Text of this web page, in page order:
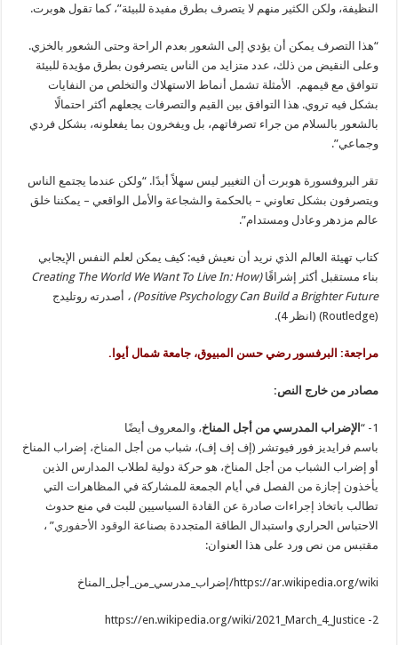
النظيفة، ولكن الكثير منهم لا يتصرف بطرق مفيدة للبيئة”، كما تقول هوبرت.
“هذا التصرف يمكن أن يؤدي إلى الشعور بعدم الراحة وحتى الشعور بالخزي.
وعلى النقيض من ذلك، عدد متزايد من الناس يتصرفون بطرق مؤيدة للبيئة
تتوافق مع قيمهم. الأمثلة تشمل أنماط الاستهلاك والتخلص من النفايات
بشكل فيه تروي. هذا التوافق بين القيم والتصرفات يجعلهم أكثر احتمالًا
بالشعور بالسلام من جراء تصرفاتهم، بل ويفخرون بما يفعلونه، بشكل فردي
وجماعي”.
تقر البروفسورة هوبرت أن التغيير ليس سهلاً أبدًا. “ولكن عندما يجتمع الناس
ويتصرفون بشكل تعاوني – بالحكمة والشجاعة والأمل الواقعي – يمكننا خلق
عالم مزدهر وعادل ومستدام”.
كتاب تهيئة العالم الذي نريد أن نعيش فيه: كيف يمكن لعلم النفس الإيجابي
بناء مستقبل أكثر إشراقًا(
Creating The World We Want To Live In: How
Positive Psychology Can Build a Brighter Future) ، أصدرته روتليدج
(Routledge) (انظر 4).
مراجعة: البرفسور رضي حسن المبيوق، جامعة شمال أيوا.
مصادر من خارج النص:
1- “ الإضراب المدرسي من أجل المناخ، والمعروف أيضًا
باسم فرايديز فور فيوتشر (إف إف إف)، شباب من أجل المناخ، إضراب المناخ
أو إضراب الشباب من أجل المناخ، هو حركة دولية لطلاب المدارس الذين
يأخذون إجازة من الفصل في أيام الجمعة للمشاركة في المظاهرات التي
تطالب باتخاذ إجراءات صادرة عن القادة السياسيين للبت في منع حدوث
الاحتباس الحراري واستبدال الطاقة المتجددة بصناعة الوقود الأحفوري” ،
مقتبس من نص ورد على هذا العنوان:
https://ar.wikipedia.org/wiki/إضراب_مدرسي_من_أجل_المناخ
2- https://en.wikipedia.org/wiki/2021_March_4_Justice